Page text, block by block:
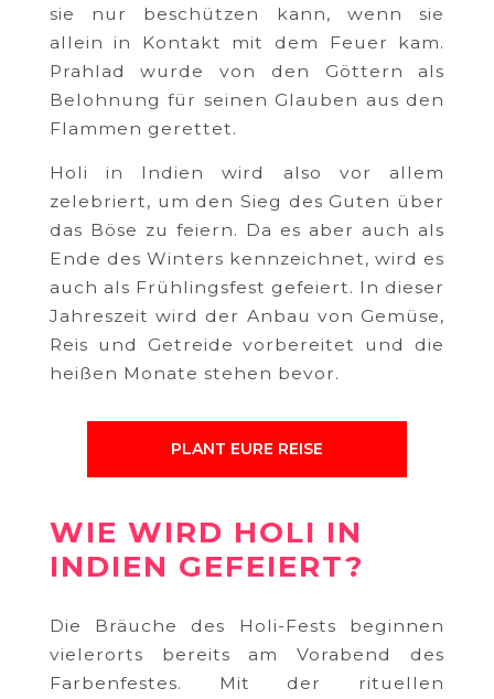
sie nur beschützen kann, wenn sie
allein in Kontakt mit dem Feuer kam.
Prahlad wurde von den Göttern als
Belohnung für seinen Glauben aus den
Flammen gerettet.
Holi in Indien wird also vor allem
zelebriert, um den Sieg des Guten über
das Böse zu feiern. Da es aber auch als
Ende des Winters kennzeichnet, wird es
auch als Frühlingsfest gefeiert. In dieser
Jahreszeit wird der Anbau von Gemüse,
Reis und Getreide vorbereitet und die
heißen Monate stehen bevor.
PLANT EURE REISE
WIE WIRD HOLI IN
INDIEN GEFEIERT?
Die Bräuche des Holi-Fests beginnen
vielerorts bereits am Vorabend des
Farbenfestes. Mit der rituellen